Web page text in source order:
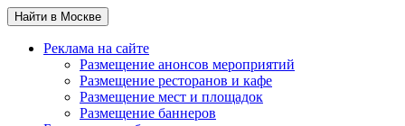
Найти в Москве
Реклама на сайте
Размещение анонсов мероприятий
Размещение ресторанов и кафе
Размещение мест и площадок
Размещение баннеров